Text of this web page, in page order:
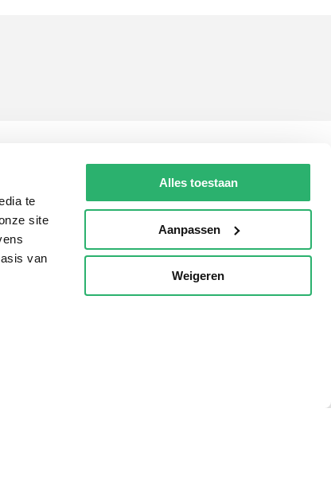
te
site
van
Alles toestaan
Aanpassen
Weigeren
Kinderboekenweek
Boekenweek